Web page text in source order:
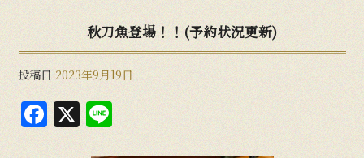
秋刀魚登場！！(予約状況更新)
投稿日 2023年9月19日
F
a
X